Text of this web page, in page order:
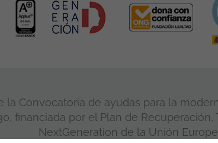
la Convocatoria de ayudas para la
financiada por el Plan de
NextGeneration de la Unión